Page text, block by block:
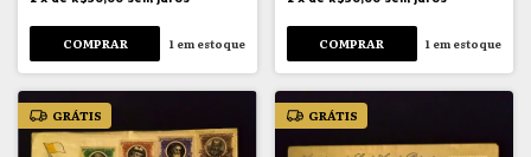
1em estoque 1 em estoque
GRÁTIS GRÁTIS